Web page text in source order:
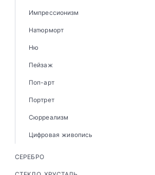
Импрессионизм
Натюрморт
Ню
Пейзаж
Поп-арт
Портрет
Сюрреализм
Цифровая живопись
СЕРЕБРО